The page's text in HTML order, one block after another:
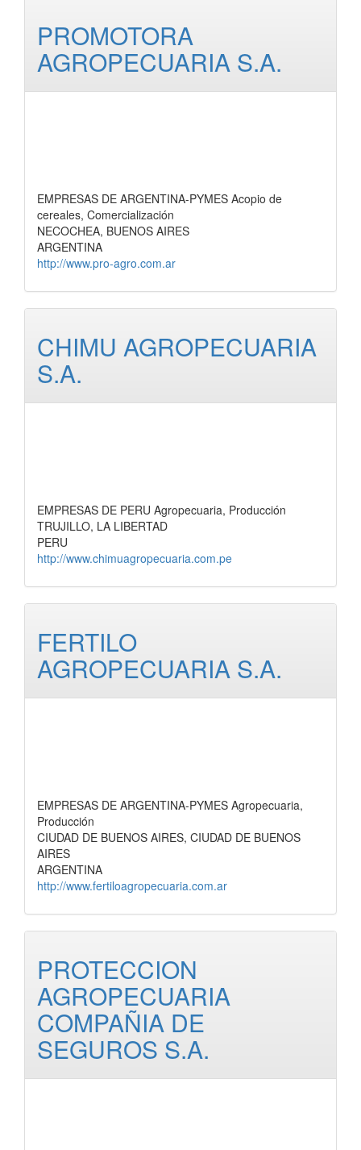
PROMOTORA
AGROPECUARIA S.A.
EMPRESAS DE ARGENTINA-PYMES Acopio de
cereales, Comercialización
NECOCHEA, BUENOS AIRES
ARGENTINA
http://www.pro-agro.com.ar
CHIMU AGROPECUARIA
S.A.
EMPRESAS DE PERU Agropecuaria, Producción
TRUJILLO, LA LIBERTAD
PERU
http://www.chimuagropecuaria.com.pe
FERTILO
AGROPECUARIA S.A.
EMPRESAS DE ARGENTINA-PYMES Agropecuaria,
Producción
CIUDAD DE BUENOS AIRES, CIUDAD DE BUENOS
AIRES
ARGENTINA
http://www.fertiloagropecuaria.com.ar
PROTECCION
AGROPECUARIA
COMPAÑIA DE
SEGUROS S.A.